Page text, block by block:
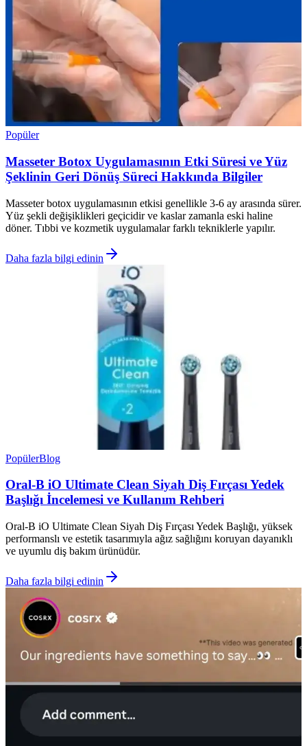
Popüler
Masseter Botox Uygulamasının Etki Süresi ve Yüz
Şeklinin Geri Dönüş Süreci Hakkında Bilgiler
Masseter botox uygulamasının etkisi genellikle 3-6 ay arasında sürer.
Yüz şekli değişiklikleri geçicidir ve kaslar zamanla eski haline
döner. Tıbbi ve kozmetik uygulamalar farklı tekniklerle yapılır.
Daha fazla bilgi edinin
PopülerBlog
Oral-B iO Ultimate Clean Siyah Diş Fırçası Yedek
Başlığı İncelemesi ve Kullanım Rehberi
Oral-B iO Ultimate Clean Siyah Diş Fırçası Yedek Başlığı, yüksek
performanslı ve estetik tasarımıyla ağız sağlığını koruyan dayanıklı
ve uyumlu diş bakım ürünüdür.
Daha fazla bilgi edinin